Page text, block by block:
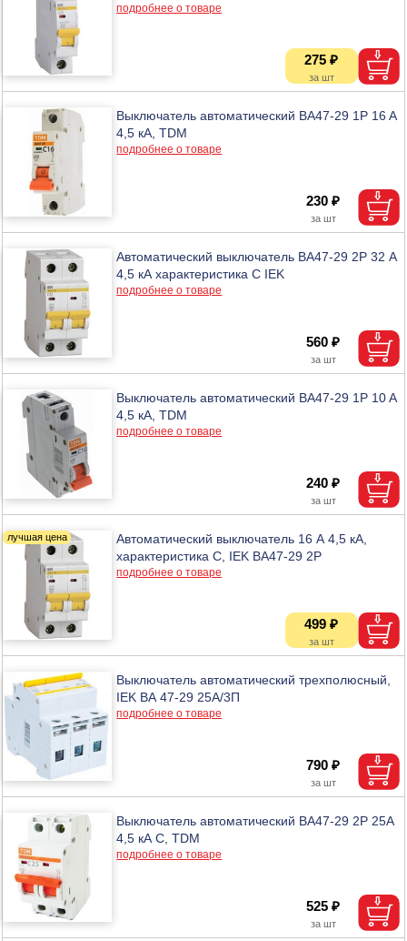
подробнее о товаре
275 ₽
Выключатель автоматический BA47-29 1P 16 A
4,5 кА, TDM
подробнее о товаре
230 ₽
Автоматический выключатель ВА47-29 2Р 32 А
4,5 кА характеристика С IEK
подробнее о товаре
560 ₽
Выключатель автоматический BA47-29 1P 10 A
4,5 кА, TDM
подробнее о товаре
240 ₽
Автоматический выключатель 16 А 4,5 кА,
характеристика С, IEK ВА47-29 2Р
подробнее о товаре
499 ₽
Выключатель автоматический трехполюсный,
IEK ВА 47-29 25А/3П
подробнее о товаре
790 ₽
Выключатель автоматический BA47-29 2P 25A
4,5 кА C, TDM
подробнее о товаре
525 ₽